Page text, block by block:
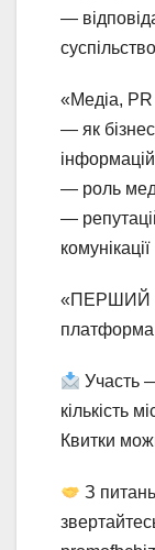
—
«Медіа, PR
— як
— роль
—
комунікації
«ПЕРШИЙ
платформа
Участь
кількість
Квитки
З